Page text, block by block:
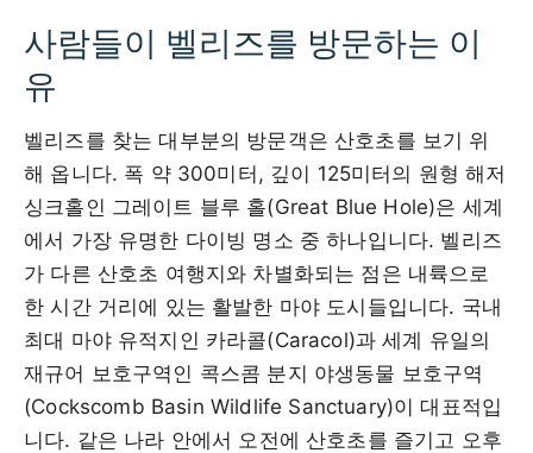
사람들이 벨리즈를 방문하는 이
유
벨리즈를 찾는 대부분의 방문객은 산호초를 보기 위
해 옵니다. 폭 약 300미터, 깊이 125미터의 원형 해저
싱크홀인 그레이트 블루 홀(Great Blue Hole)은 세계
에서 가장 유명한 다이빙 명소 중 하나입니다. 벨리즈
가 다른 산호초 여행지와 차별화되는 점은 내륙으로
한 시간 거리에 있는 활발한 마야 도시들입니다. 국내
최대 마야 유적지인 카라콜(Caracol)과 세계 유일의
재규어 보호구역인 콕스콤 분지 야생동물 보호구역
(Cockscomb Basin Wildlife Sanctuary)이 대표적입
니다. 같은 나라 안에서 오전에 산호초를 즐기고 오후